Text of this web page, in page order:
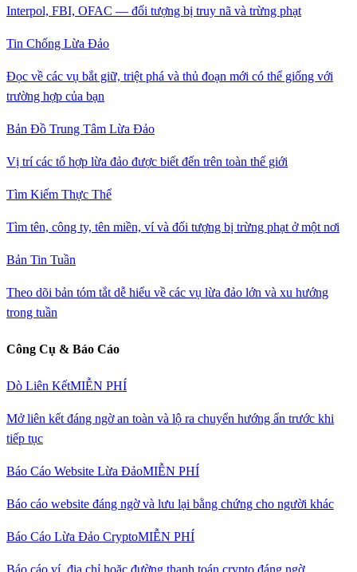
Interpol, FBI, OFAC — đối tượng bị truy nã và trừng phạt
Tin Chống Lừa Đảo
Đọc về các vụ bắt giữ, triệt phá và thủ đoạn mới có thể giống với
trường hợp của bạn
Bản Đồ Trung Tâm Lừa Đảo
Vị trí các tổ hợp lừa đảo được biết đến trên toàn thế giới
Tìm Kiếm Thực Thể
Tìm tên, công ty, tên miền, ví và đối tượng bị trừng phạt ở một nơi
Bản Tin Tuần
Theo dõi bản tóm tắt dễ hiểu về các vụ lừa đảo lớn và xu hướng
trong tuần
Công Cụ & Báo Cáo
Dò Liên KếtMIỄN PHÍ
Mở liên kết đáng ngờ an toàn và lộ ra chuyển hướng ẩn trước khi
tiếp tục
Báo Cáo Website Lừa ĐảoMIỄN PHÍ
Báo cáo website đáng ngờ và lưu lại bằng chứng cho người khác
Báo Cáo Lừa Đảo CryptoMIỄN PHÍ